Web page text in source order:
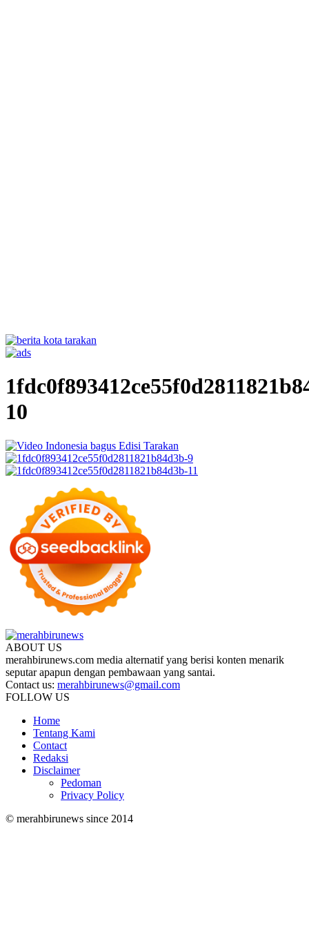
10
ABOUT US
merahbirunews.com media alternatif yang berisi konten menarik
seputar apapun dengan pembawaan yang santai.
Contact us: merahbirunews@gmail.com
FOLLOW US
Home
Tentang Kami
Contact
Redaksi
Disclaimer
Pedoman
Privacy Policy
© merahbirunews since 2014